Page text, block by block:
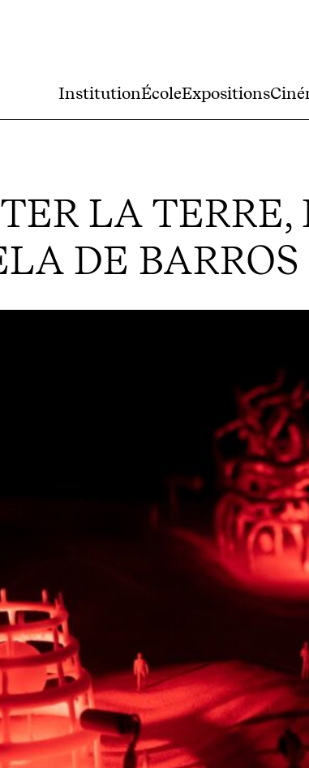
InstitutionÉcoleExpositions
LA TERRE,
DE BARROS